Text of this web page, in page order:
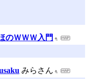
のＷＷＷ入門
みらさん